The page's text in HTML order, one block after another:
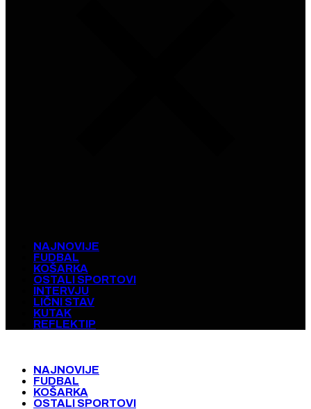
NAJNOVIJE
FUDBAL
KOŠARKA
OSTALI SPORTOVI
INTERVJU
LIČNI STAV
KUTAK
REFLEKTIP
NAJNOVIJE
FUDBAL
KOŠARKA
OSTALI SPORTOVI